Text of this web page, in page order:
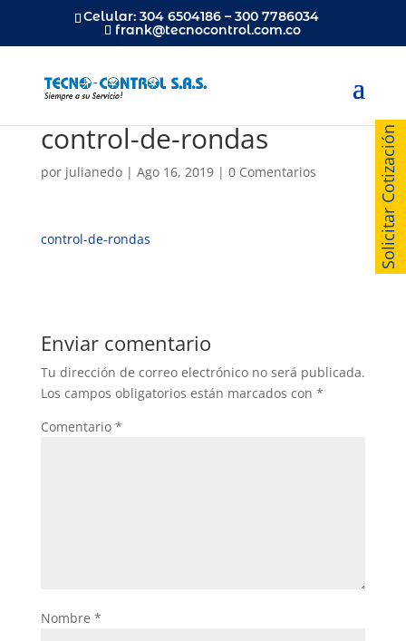
Celular: 304 6504186 – 300 7786034
frank@tecnocontrol.com.co
control-de-rondas
por julianedo| Ago 16, 2019| 0 Comentarios
control-de-rondas
Enviar comentario
Tu dirección de correo electrónico no será publicada.
Los campos obligatorios están marcados con *
Comentario *
Nombre *
Solicitar Cotización